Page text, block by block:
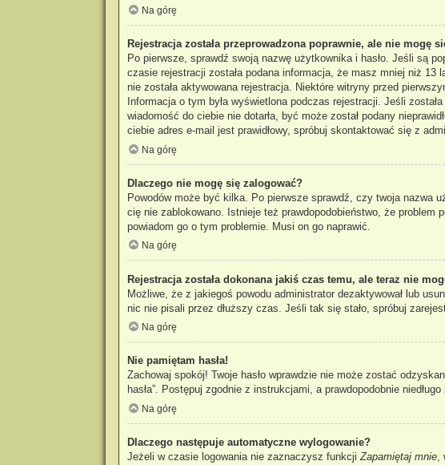
Na górę
Rejestracja została przeprowadzona poprawnie, ale nie mogę
Po pierwsze, sprawdź swoją nazwę użytkownika i hasło. Jeśli są
czasie rejestracji została podana informacja, że masz mniej niż
nie została aktywowana rejestracja. Niektóre witryny przed
Informacja o tym była wyświetlona podczas rejestracji. Jeśli
wiadomość do ciebie nie dotarła, być może został podany
ciebie adres e-mail jest prawidłowy, spróbuj skontaktować się z
Na górę
Dlaczego nie mogę się zalogować?
Powodów może być kilka. Po pierwsze sprawdź, czy twoja nazwa
cię nie zablokowano. Istnieje też prawdopodobieństwo, że problem
powiadom go o tym problemie. Musi on go naprawić.
Na górę
Rejestracja została dokonana jakiś czas temu, ale teraz nie
Możliwe, że z jakiegoś powodu administrator dezaktywował lub
nic nie pisali przez dłuższy czas. Jeśli tak się stało, spróbuj
Na górę
Nie pamiętam hasła!
Zachowaj spokój! Twoje hasło wprawdzie nie może zostać
hasła”. Postępuj zgodnie z instrukcjami, a prawdopodobnie
Na górę
Dlaczego następuje automatyczne wylogowanie?
Jeżeli w czasie logowania nie zaznaczysz funkcjiZapamiętaj mnie,